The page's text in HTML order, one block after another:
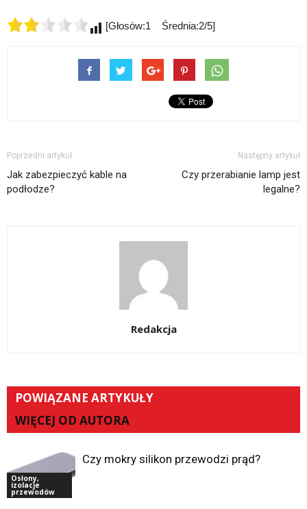
[Głosów:1 Średnia:2/5]
Poprzedni artykuł
Jak zabezpieczyć kable na
podłodze?
Następny artykuł
Czy przerabianie lamp jest
legalne?
Redakcja
POWIĄZANE ARTYKUŁY
WIĘCEJ OD AUTORA
Osłony,
izolacje
przewodów
Czy mokry silikon przewodzi prąd?